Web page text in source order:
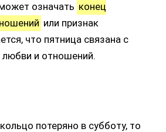
означать конец
или признак
что пятница связана с
любви и отношений.
потеряно в субботу, то